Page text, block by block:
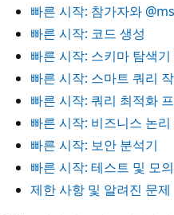
빠른 시작: 참가자와
빠른 시작: 코드 생성
빠른 시작: 스키마 탐색
빠른 시작: 스마트 쿼리
빠른 시작: 쿼리 최적화
빠른 시작: 비즈니스 논
빠른 시작: 보안 분석기
빠른 시작: 테스트 및 모
제한 사항 및 알려진 문제